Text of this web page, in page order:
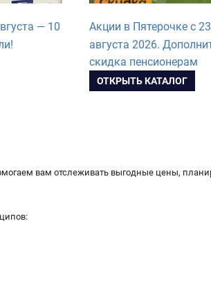
— 10
Акции в Пятерочке с
августа 2026.
скидка пенсионерам
ОТКРЫТЬ КАТАЛОГ
вам отслеживать выгодные цены,